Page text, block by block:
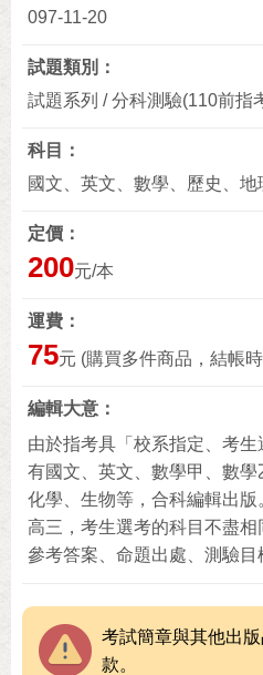
097-11-20
試題類別
試題系列 / 分科測驗(110前指
科目
國文、英文、數學、歷史、
定價
200元/本
運費
75元 (購買多件商品，結帳
編輯大意
由於指考具「校系指定、考
有國文、英文、數學甲、數學
化學、生物等，合科編輯出
高三，考生選考的科目不盡相
參考答案、命題出處、測驗目
考試簡章與其他出
款。